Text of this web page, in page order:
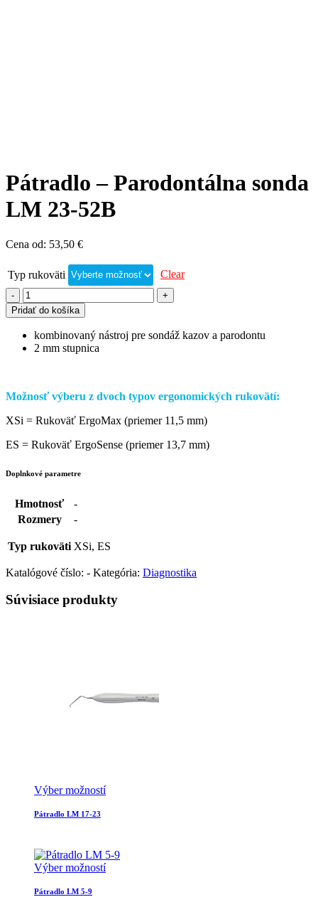
Pátradlo – Parodontálna sonda
LM 23-52B
Cena od: 53,50 €
Typ rukoväti Clear
Pridať do košíka
kombinovaný nástroj pre sondáž kazov a parodontu
2 mm stupnica
Možnosť výberu z dvoch typov ergonomických rukovätí:
XSi = Rukoväť ErgoMax (priemer 11,5 mm)
ES = Rukoväť ErgoSense (priemer 13,7 mm)
Doplnkové parametre
Hmotnosť
-
Rozmery
-
Typ rukoväti XSi, ES
Katalógové číslo: - Kategória: Diagnostika
Súvisiace produkty
Výber možností
Pátradlo LM 17-23
Výber možností
Pátradlo LM 5-9